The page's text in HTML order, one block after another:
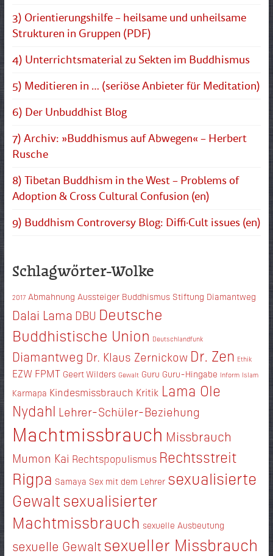
3) Orientierungshilfe – heilsame und unheilsame
Strukturen in Gruppen (PDF)
4) Unterrichtsmaterial zu Sekten im Buddhismus
5) Meditieren in … (seriöse Anbieter für Meditation)
6) Der Unbuddhist Blog
7) Archiv: »Buddhismus auf Abwegen« – Herbert
Rusche
8) Tibetan Buddhism in the West – Problems of
Adoption & Cross Cultural Confusion (en)
9) Buddhism Controversy Blog: Diffi·Cult issues (en)
Schlagwörter-Wolke
2017 Abmahnung Aussteiger Buddhismus Stiftung Diamantweg
Dalai Lama DBU Deutsche
Buddhistische Union Deutschlandfunk
Diamantweg Dr. Klaus Zernickow Dr. Zen Ethik
EZW FPMT Geert Wilders Gewalt Guru Guru-Hingabe Inform Islam
Karmapa Kindesmissbrauch Kritik Lama Ole
Nydahl Lehrer-Schüler-Beziehung
Machtmissbrauch Missbrauch
Mumon Kai Rechtspopulismus Rechtsstreit
Rigpa Samaya Sex mit dem Lehrer sexualisierte
Gewaltsexualisierter
Machtmissbrauch sexuelle Ausbeutung
sexuelle Gewalt sexueller Missbrauch